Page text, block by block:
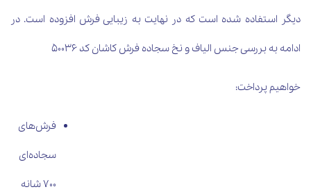
دیگر استفاده شده است که در نهایت به زیبایی فرش افزوده است. در
ادامه به بررسی جنس الیاف و نخ سجاده فرش کاشان کد 50036
خواهیم پرداخت:
فرش‌های
سجاده‌ای
700 شانه